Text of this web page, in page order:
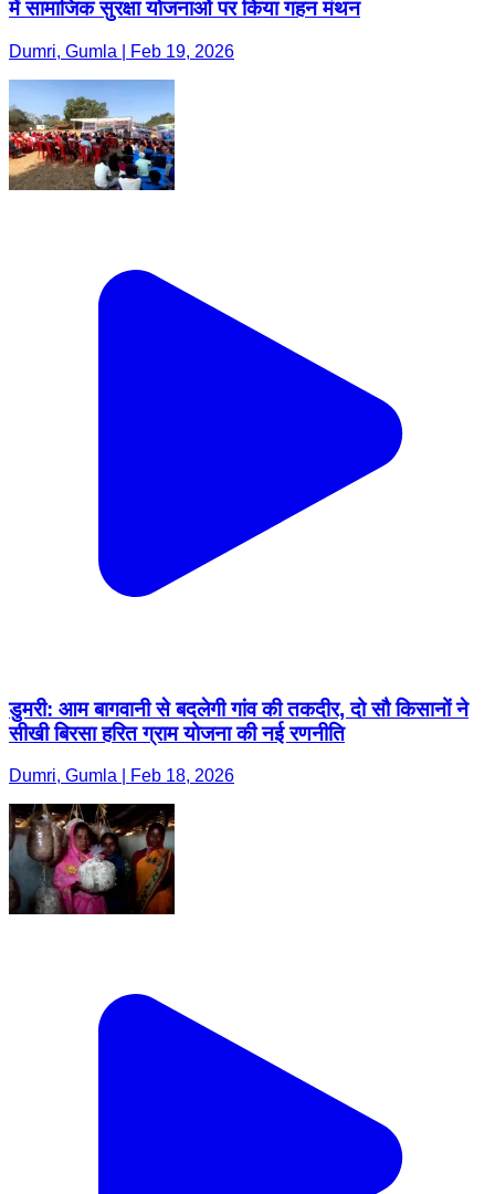
में सामाजिक सुरक्षा योजनाओं पर किया गहन मंथन
Dumri, Gumla | Feb 19, 2026
डुमरी: आम बागवानी से बदलेगी गांव की तकदीर, दो सौ किसानों ने
सीखी बिरसा हरित ग्राम योजना की नई रणनीति
Dumri, Gumla | Feb 18, 2026